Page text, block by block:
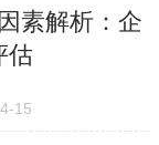
素解析：企
估
15